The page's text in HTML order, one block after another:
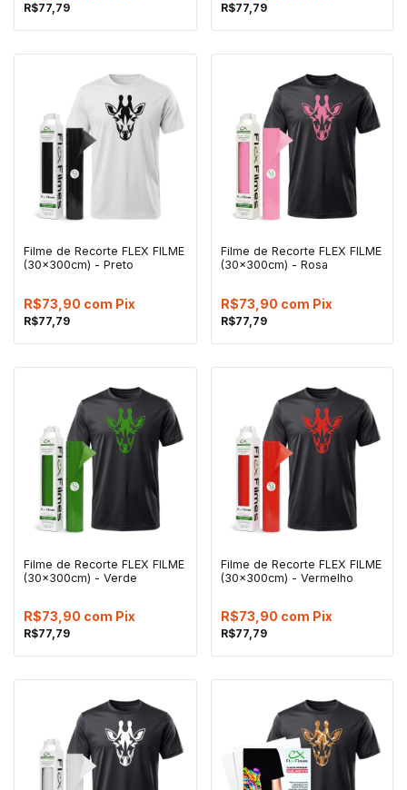
R$77,79 R$77,79
Filme de Recorte FLEX FILME
(30x300cm) - Preto
R$77,79
R$73,90 com Pix
Filme de Recorte FLEX FILME
(30x300cm) - Rosa
R$77,79
R$73,90 com Pix
Filme de Recorte FLEX FILME
(30x300cm) - Verde
R$77,79
R$73,90 com Pix
Filme de Recorte FLEX FILME
(30x300cm) - Vermelho
R$77,79
R$73,90 com Pix